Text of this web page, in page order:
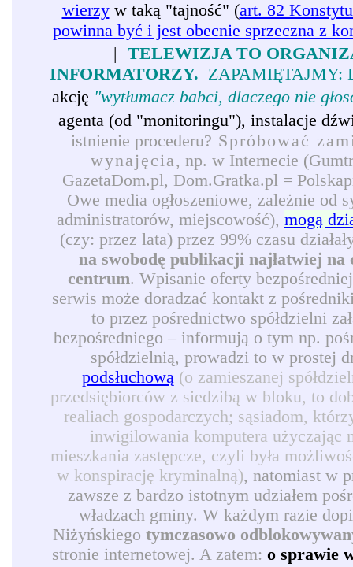
wierzyw taką "tajność" (art. 82
powinna być i jest obecnie sprzeczna z
|
TELEWIZJA TO
INFORMATORZY. ZAPAMIĘTAJMY:
akcję "wytłumacz babci, dlaczego nie
agenta (od "monitoringu"), instalacje
istnienie procederu? Spróbować
wynajęcia, np. w Internecie
GazetaDom.pl, Dom.Gratka.pl =
Owe media ogłoszeniowe, zależnie
administratorów, miejscowość), mogą
(czy: przez lata) przez 99% czasu
na swobodę publikacji najłatwiej
centrum. Wpisanie oferty
serwis może doradzać kontakt z
to przez pośrednictwo spółdzielni
bezpośredniego – informują o tym np.
spółdzielnią, prowadzi to w prostej
podsłuchową (o zamieszanej
przedsiębiorców z siedzibą w bloku, to
realiach gospodarczych; sąsiadom,
inwigilowania komputera użyczając
mieszkania zastępcze, czyli była
w konspirację kryminalną), natomiast w
zawsze z bardzo istotnym udziałem
władzach gminy. W każdym razie
Niżyńskiego tymczasowo
stronie internetowej. A zatem: o sprawie